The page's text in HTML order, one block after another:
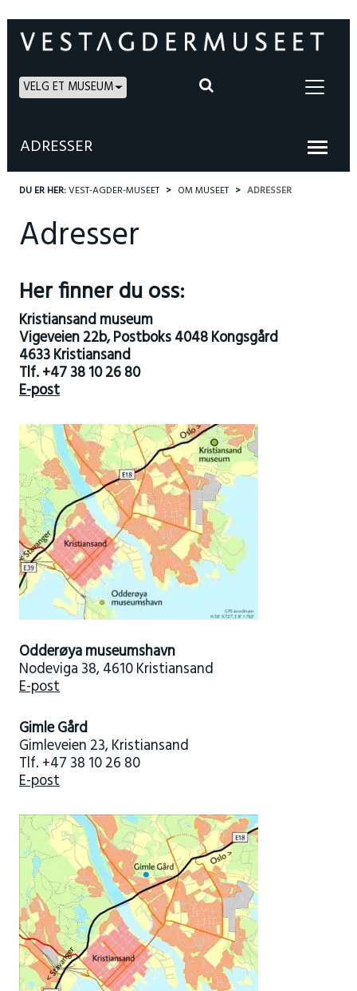
VELG ET MUSEUM
ADRESSER
DU ER HER:VEST-AGDER-MUSEET OM MUSEET ADRESSER
Adresser
Her finner du oss:
Kristiansand museum
Vigeveien 22b, Postboks 4048 Kongsgård
4633 Kristiansand
Tlf. +47 38 10 26 80
E-post
Odderøya museumshavn
Nodeviga 38, 4610 Kristiansand
E-post
Gimle Gård
Gimleveien 23, Kristiansand
Tlf. +47 38 10 26 80
E-post